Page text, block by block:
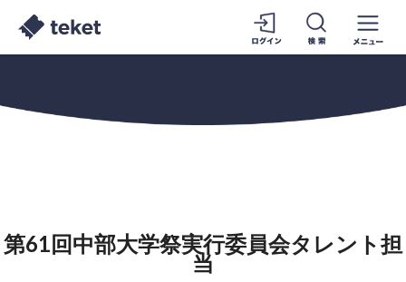
第61回中部大学祭実行委員会タレント担
当